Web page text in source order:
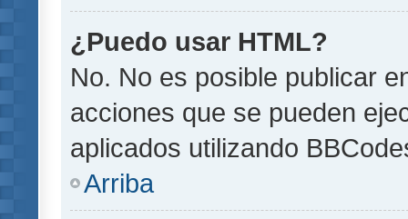
¿Puedo usar HTML?
No. No es posible publicar
acciones que se pueden
aplicados utilizando
Arriba